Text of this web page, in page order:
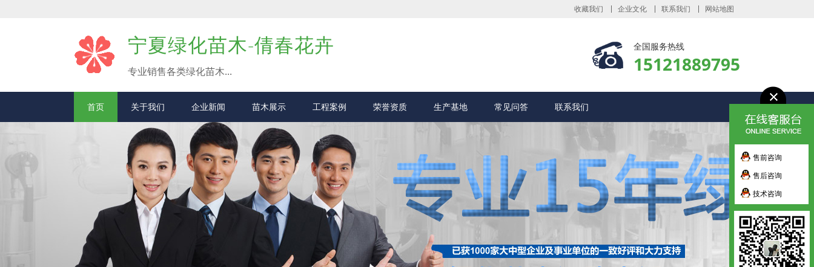
收藏我们 企业文化 联系我们 网站地图
宁夏绿化苗木-倩春花卉
专业销售各类绿化苗木...
全国服务热线
15121889795
首页 关于我们 企业新闻 苗木展示 工程案例 荣誉资质 生产基地 常见问答 联系我们
售前咨询
售后咨询
技术咨询